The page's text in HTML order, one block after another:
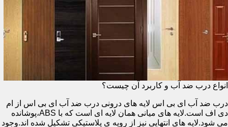
انواع درب ضد آب و کاربرد آن چیست؟
درب ضد آب ای بی اس لایه های درونی درب ضد آب ای بی اس از ام
دی اف است.لایه های میانی همان لایه ای است که با ABS،پوشانده
می شود.لایه های انتهایی نیز از رویه ی پلاستیکی تشکیل شده اند.وجود